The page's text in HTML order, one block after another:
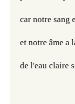
car notre sang
et notre âme a
de l'eau claire